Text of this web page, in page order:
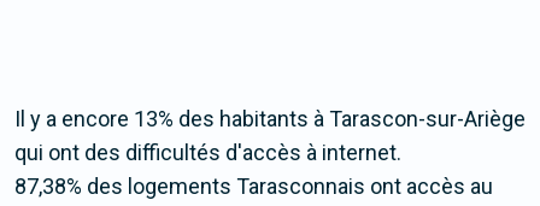
Il y a encore 13% des habitants à Tarascon-sur-Ariège
qui ont des difficultés d'accès à internet.
87,38% des logements Tarasconnais ont accès au